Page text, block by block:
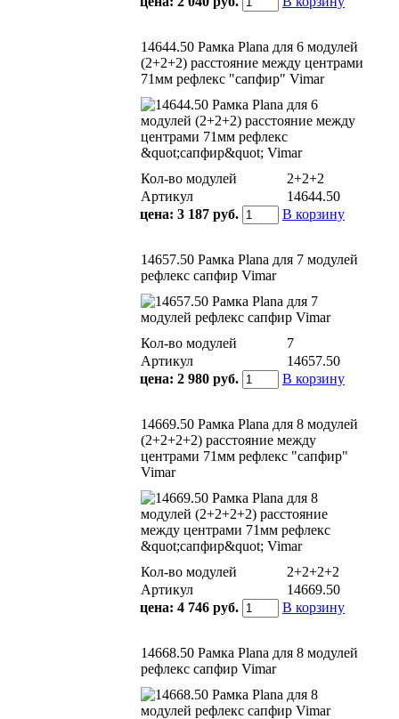
14644.50 Рамка Plana для 6 модулей
(2+2+2) расстояние между центрами
71мм рефлекс "сапфир" Vimar
Кол-во модулей
2+2+2
Артикул
14644.50
цена: 3 187 руб. В корзину
14657.50 Рамка Plana для 7 модулей
рефлекс сапфир Vimar
Кол-во модулей
7
Артикул
14657.50
цена: 2 980 руб. В корзину
14669.50 Рамка Plana для 8 модулей
(2+2+2+2) расстояние между
центрами 71мм рефлекс "сапфир"
Vimar
Кол-во модулей
2+2+2+2
Артикул
14669.50
цена: 4 746 руб. В корзину
14668.50 Рамка Plana для 8 модулей
рефлекс сапфир Vimar